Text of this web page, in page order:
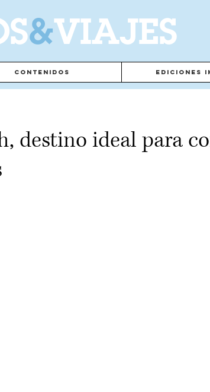
&VIAJES
Contenidos Ediciones
destino ideal para